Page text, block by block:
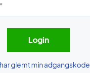
glemt min adgangskode